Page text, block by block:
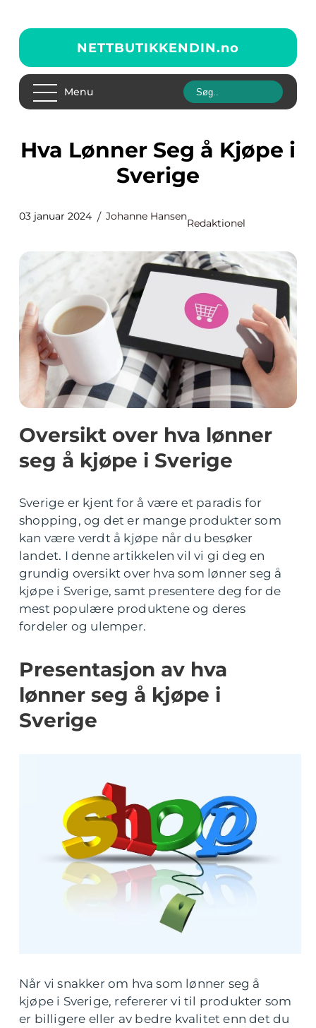
NETTBUTIKKENDIN.no
Menu
Hva Lønner Seg å Kjøpe i
Sverige
03 januar 2024 Johanne Hansen
Redaktionel
Oversikt over hva lønner
seg å kjøpe i Sverige
Sverige er kjent for å være et paradis for
shopping, og det er mange produkter som
kan være verdt å kjøpe når du besøker
landet. I denne artikkelen vil vi gi deg en
grundig oversikt over hva som lønner seg å
kjøpe i Sverige, samt presentere deg for de
mest populære produktene og deres
fordeler og ulemper.
Presentasjon av hva
lønner seg å kjøpe i
Sverige
Når vi snakker om hva som lønner seg å
kjøpe i Sverige, refererer vi til produkter som
er billigere eller av bedre kvalitet enn det du